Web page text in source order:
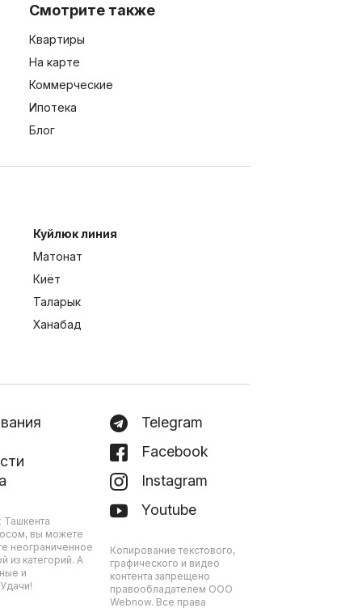
Смотрите также
Квартиры
На карте
Коммерческие
Ипотека
Блог
Куйлюк линия
Матонат
Киёт
Таларык
Ханабад
Ташкента
вы можете
неограниченное
из категорий. А
и
Telegram
Facebook
Instagram
Youtube
Копирование текстового,
графического и видео
контента запрещено
правообладателем ООО
Webnow. Все права